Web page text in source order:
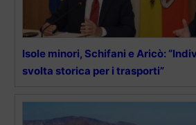
Isole minori, Schifani e Aricò:
svolta storica per i trasporti”